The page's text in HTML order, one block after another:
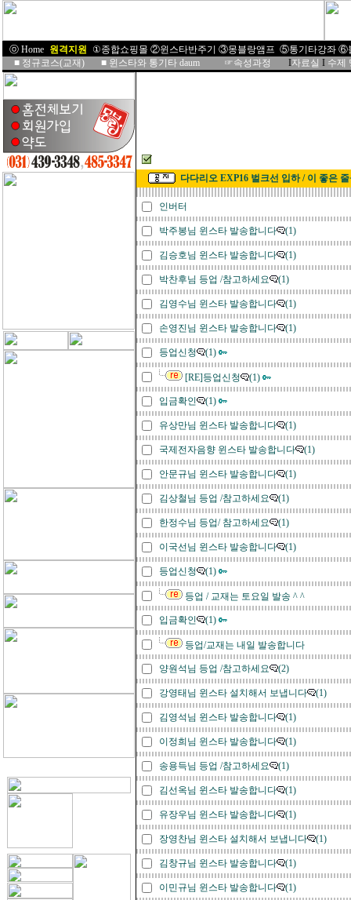
ⓞ Home 원격지원 ①종합쇼핑몰 ②윈스타반주기 ③몽블랑앰프 ⑤통기타강좌 ⑥
■ 정규코스(교재) ■ 윈스타와 통기타 daum ☞속성과정 I자료실 I 수제
다다리오 EXP16 벌크선 입하 / 이 좋은
인버터
박주봉님 윈스타 발송합니다 (1)
김승호님 윈스타 발송합니다 (1)
박찬후님 등업 /참고하세요 (1)
김영수님 윈스타 발송합니다 (1)
손영진님 윈스타 발송합니다 (1)
등업신청 (1)
[RE]등업신청 (1)
입금확인 (1)
유상만님 윈스타 발송합니다 (1)
국제전자음향 윈스타 발송합니다 (1)
안문규님 윈스타 발송합니다 (1)
김상철님 등업 /참고하세요 (1)
한정수님 등업/ 참고하세요 (1)
이국선님 윈스타 발송합니다 (1)
등업신청 (1)
등업 / 교재는 토요일 발송 ^ ^
입금확인 (1)
등업/교재는 내일 발송합니다
양원석님 등업 /참고하세요 (2)
강영태님 윈스타 설치해서 보냅니다 (1)
김영석님 윈스타 발송합니다 (1)
이정희님 윈스타 발송합니다 (1)
송용득님 등업 /참고하세요 (1)
김선옥님 윈스타 발송합니다 (1)
유장우님 윈스타 발송합니다 (1)
장영찬님 윈스타 설치해서 보냅니다 (1)
김창규님 윈스타 발송합니다 (1)
이민규님 윈스타 발송합니다 (1)